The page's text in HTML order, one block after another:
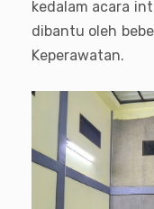
kedalam acara
dibantu oleh
Keperawatan.